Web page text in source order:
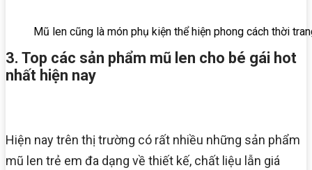
Mũ len cũng là món phụ kiện thể hiện phong cách thời
3. Top các sản phẩm mũ len cho bé gái hot
nhất hiện nay
Hiện nay trên thị trường có rất nhiều những sản phẩm
mũ len trẻ em đa dạng về thiết kế, chất liệu lẫn giá